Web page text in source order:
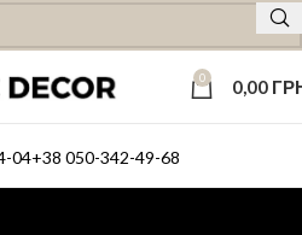
0 0,00
04+38 050-342-49-68